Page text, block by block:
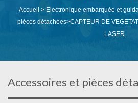
Accueil > Electronique embarquée et
pièces détachées>CAPTEUR DE
LASER
Accessoires et pièces